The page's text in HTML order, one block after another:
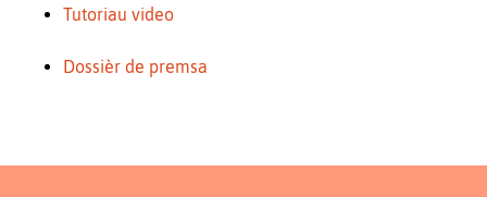
Tutoriau video
Dossièr de premsa